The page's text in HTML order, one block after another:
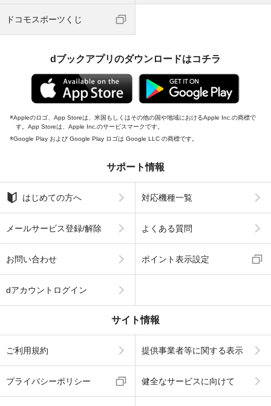
ドコモスポーツくじ
dブックアプリのダウンロードはコチラ
Appleのロゴ、App Storeは、米国もしくはその他の国や地域におけるApple Inc.の商標で
す。App Storeは、Apple Inc.のサービスマークです。
Google Play および Google Play ロゴは Google LLC の商標です。
サポート情報
はじめての方へ 対応機種一覧
メールサービス登録/解除 よくある質問
お問い合わせ ポイント表示設定
dアカウントログイン
サイト情報
ご利用規約 提供事業者等に関する表示
プライバシーポリシー 健全なサービスに向けて